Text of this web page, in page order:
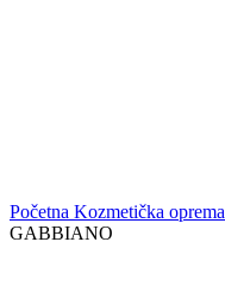
Početna Kozmetička oprema
GABBIANO